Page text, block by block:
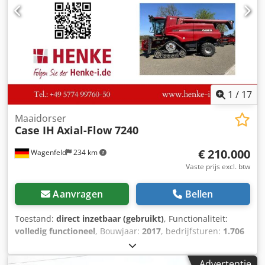
Werkbreedte: ca. 600 mm Instelbare roldraad Stabiele
gietijzeren constructie Elektrische aandrijving Werktafel
Dodjziwnbjpfx Af Uekr Staat: gebruikt Toepassingen:
productie van hardcover boeken, boekbinderijen,
drukkerijen, grafische bedrijven, productie van albums,
catalogi en omslagen.
1 / 17
Wagenfeld 234 km
Maaidorser
Case IH Axial-Flow 7240
€ 210.000
Vaste prijs excl. btw
Aanvragen Bellen
Toestand: direct inzetbaar (gebruikt), Functionaliteit:
volledig functioneel, Bouwjaar: 2017, bedrijfsturen: 1.706
366 kW (497,62 pk)
maximale snelheid:30 km/h, eerste registratie:07/2017,